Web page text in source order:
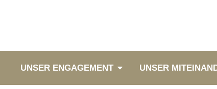
UNSER ENGAGEMENT UNSER